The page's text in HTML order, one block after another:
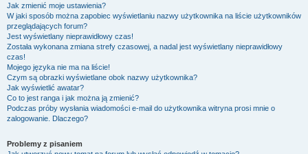
Jak zmienić moje ustawienia?
W jaki sposób można zapobiec wyświetlaniu nazwy użytkownika na liście użytkowników
przeglądających forum?
Jest wyświetlany nieprawidłowy czas!
Została wykonana zmiana strefy czasowej, a nadal jest wyświetlany nieprawidłowy
czas!
Mojego języka nie ma na liście!
Czym są obrazki wyświetlane obok nazwy użytkownika?
Jak wyświetlić awatar?
Co to jest ranga i jak można ją zmienić?
Podczas próby wysłania wiadomości e-mail do użytkownika witryna prosi mnie o
zalogowanie. Dlaczego?
Problemy z pisaniem